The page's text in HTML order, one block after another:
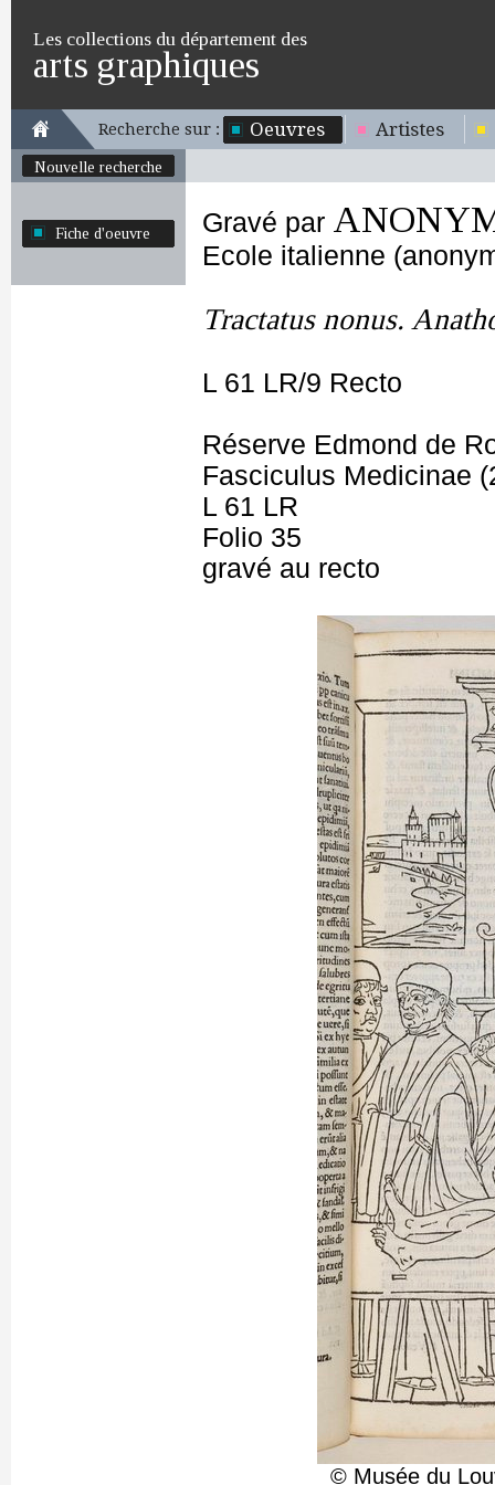
Les collections du département des
arts graphiques
Recherche sur : Oeuvres Artistes
Nouvelle recherche
Fiche d'oeuvre Gravé par
Ecole italienne
Tractatus nonus.
L 61 LR/9 Recto
Réserve Edmond de
Fasciculus Medicinae
L 61 LR
Folio 35
gravé au recto
© Musée du